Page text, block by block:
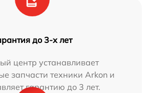
до 3-х лет
центр устанавливает
запчасти техники Arkon и
гарантию до 3 лет.